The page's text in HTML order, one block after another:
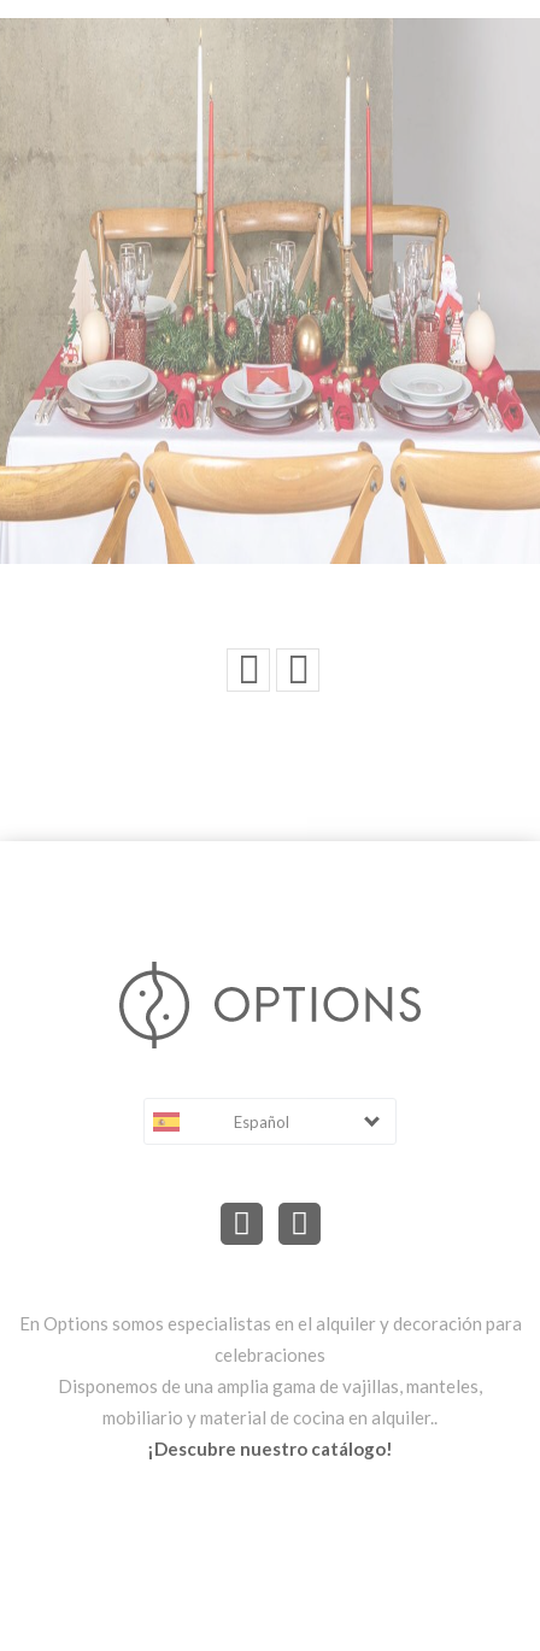
Español
En Options somos especialistas en el alquiler y decoración para
celebraciones
Disponemos de una amplia gama de vajillas, manteles,
mobiliario y material de cocina en alquiler..
¡Descubre nuestro catálogo!